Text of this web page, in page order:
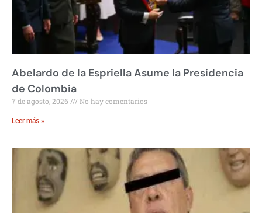
Abelardo de la Espriella Asume la Presidencia
de Colombia
7 de agosto, 2026 No hay comentarios
Leer más »